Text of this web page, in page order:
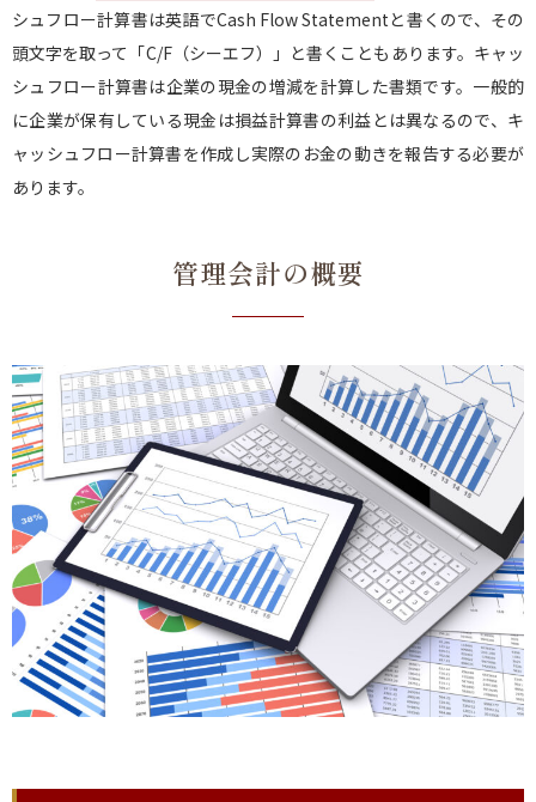
シュフロー計算書は英語でCash Flow Statementと書くので、その
頭文字を取って「C/F（シーエフ）」と書くこともあります。キャッ
シュフロー計算書は企業の現金の増減を計算した書類です。一般的
に企業が保有している現金は損益計算書の利益とは異なるので、キ
ャッシュフロー計算書を作成し実際のお金の動きを報告する必要が
あります。
管理会計の概要